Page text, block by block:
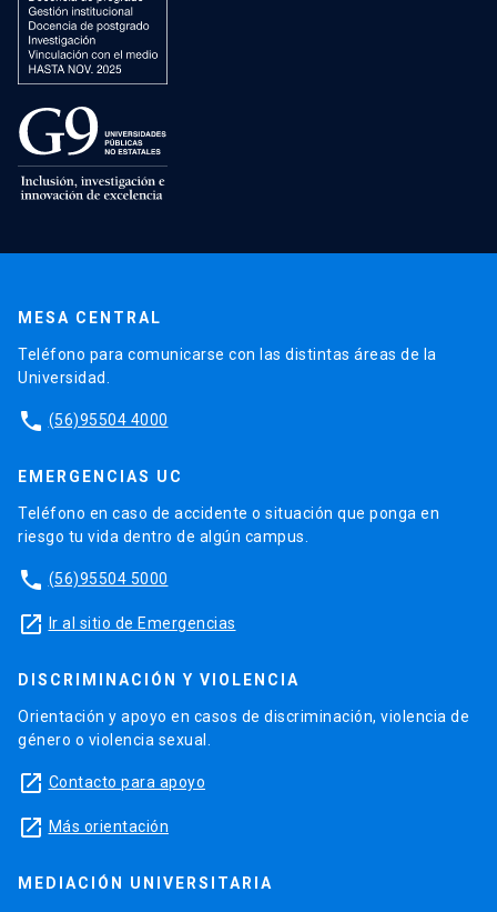
MESA CENTRAL
Teléfono para comunicarse con las distintas áreas de la
Universidad.
phone (56)95504 4000
EMERGENCIAS UC
Teléfono en caso de accidente o situación que ponga en
riesgo tu vida dentro de algún campus.
phone (56)95504 5000
launch Ir al sitio de Emergencias
DISCRIMINACIÓN Y VIOLENCIA
Orientación y apoyo en casos de discriminación, violencia de
género o violencia sexual.
launch Contacto para apoyo
launch Más orientación
MEDIACIÓN UNIVERSITARIA